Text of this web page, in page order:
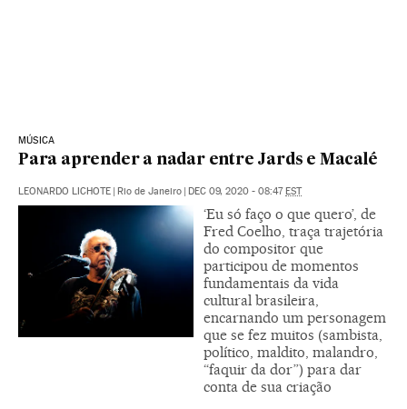
MÚSICA
Para aprender a nadar entre Jards e Macalé
LEONARDO LICHOTE Rio de Janeiro DEC 09, 2020 - 08:47 EST
‘Eu só faço o que quero’, de
Fred Coelho, traça trajetória
do compositor que
participou de momentos
fundamentais da vida
cultural brasileira,
encarnando um personagem
que se fez muitos (sambista,
político, maldito, malandro,
“faquir da dor”) para dar
conta de sua criação